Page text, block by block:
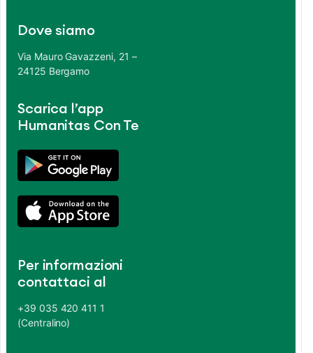
Dove siamo
Via Mauro Gavazzeni, 21 –
24125 Bergamo
Scarica l’app
Humanitas Con Te
Per informazioni
contattaci al
+39 035 420 411 1
(Centralino)